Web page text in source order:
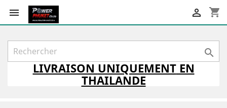
 shopping_cart


LIVRAISON UNIQUEMENTEN
THAILANDE